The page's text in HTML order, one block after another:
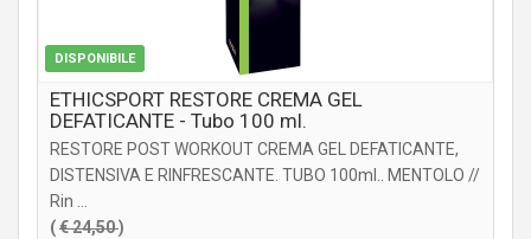
DISPONIBILE
ETHICSPORT RESTORE CREMA GEL
DEFATICANTE - Tubo 100 ml.
RESTORE POST WORKOUT CREMA GEL DEFATICANTE,
DISTENSIVA E RINFRESCANTE. TUBO 100ml.. MENTOLO //
Rin ...
(€ 24,50)